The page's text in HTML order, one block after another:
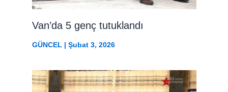
Van’da 5 genç tutuklandı
GÜNCEL| Şubat 3, 2026